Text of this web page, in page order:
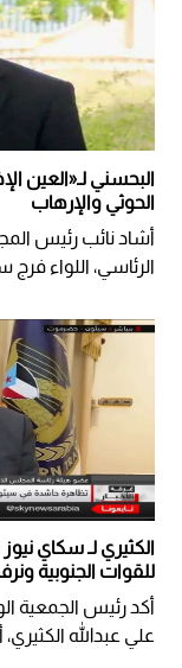
البحسني لـ«العين
الحوثي والإرهاب
أشاد نائب رئيس
الرئاسي، اللواء
الكثيري لـ سكاي
للقوات الجنوبية
أكد رئيس الجمعية
علي عبدالله